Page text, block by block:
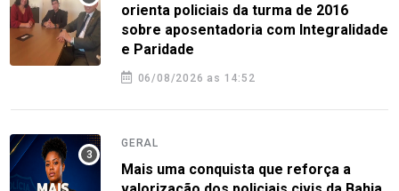
orienta policiais da turma de 2016
sobre aposentadoria com Integralidade
e Paridade
06/08/2026 as 14:52
GERAL
Mais uma conquista que reforça a